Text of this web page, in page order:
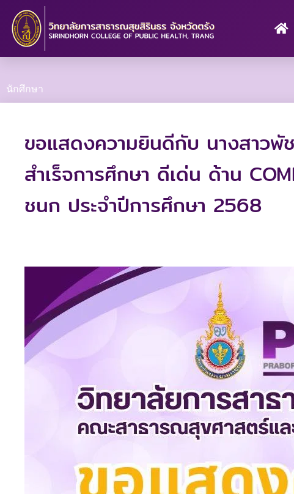
content
นักศึกษา
ขอแสดงความยินดีกับ นางสาวพั
สำเร็จการศึกษา ดีเด่น ด้าน
ชนก ประจำปีการศึกษา 2568